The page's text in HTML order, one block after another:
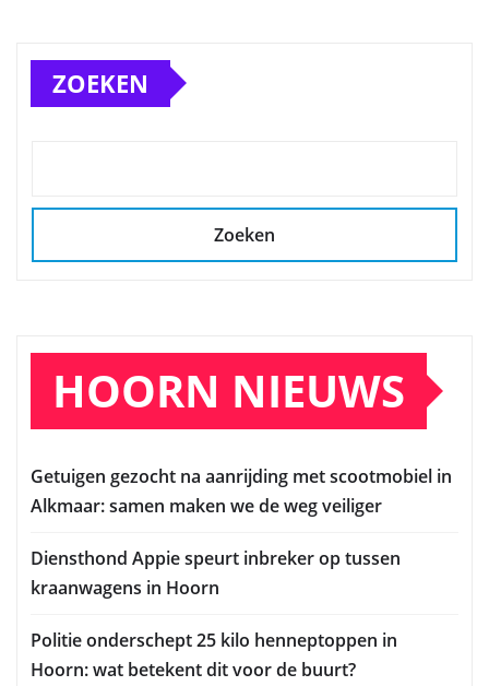
ZOEKEN
Zoeken
HOORN NIEUWS
Getuigen gezocht na aanrijding met scootmobiel in
Alkmaar: samen maken we de weg veiliger
Diensthond Appie speurt inbreker op tussen
kraanwagens in Hoorn
Politie onderschept 25 kilo henneptoppen in
Hoorn: wat betekent dit voor de buurt?